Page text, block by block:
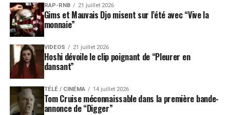
RAP-RNB 21 juillet 2026
Gims et Mauvais Djo misent sur l’été avec “Vive la
monnaie”
VIDEOS 21 juillet 2026
Hoshi dévoile le clip poignant de “Pleurer en
dansant”
TÉLÉ / CINÉMA 14 juillet 2026
Tom Cruise méconnaissable dans la première bande-
annonce de “Digger”